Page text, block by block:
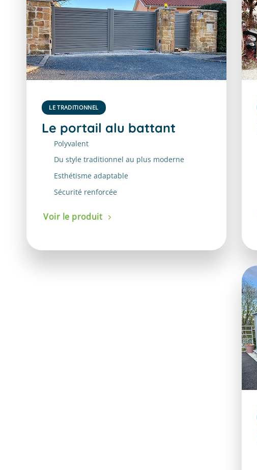
LE TRADITIONNEL
Le portail alu battant
Polyvalent
Du style traditionnel au plus moderne
Esthétisme adaptable
Sécurité renforcée
Voir le produit